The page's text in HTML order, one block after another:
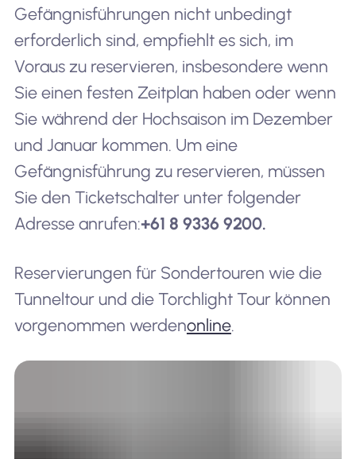
Gefängnisführungen nicht unbedingt
erforderlich sind, empfiehlt es sich, im
Voraus zu reservieren, insbesondere wenn
Sie einen festen Zeitplan haben oder wenn
Sie während der Hochsaison im Dezember
und Januar kommen. Um eine
Gefängnisführung zu reservieren, müssen
Sie den Ticketschalter unter folgender
Adresse anrufen:+61 8 9336 9200.
Reservierungen für Sondertouren wie die
Tunneltour und die Torchlight Tour können
vorgenommen werdenonline.